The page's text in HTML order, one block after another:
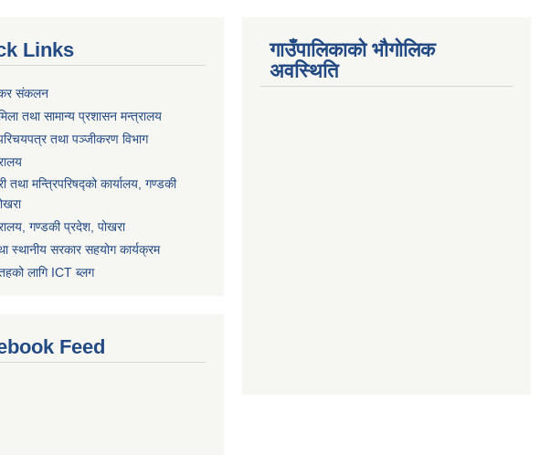
Links
संकलन
तथा सामान्य प्रशासन मन्त्रालय
परिचयपत्र तथा पञ्जीकरण विभाग
तथा मन्त्रिपरिषद्को कार्यालय, गण्डकी
गण्डकी प्रदेश, पोखरा
स्थानीय सरकार सहयोग कार्यक्रम
लागि ICT ब्लग
Feed
गाउँपालिकाको भौगोलिक
अवस्थिति